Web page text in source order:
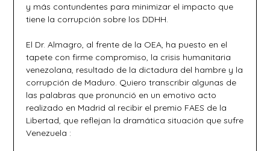
y más contundentes para minimizar el impacto que
tiene la corrupción sobre los DDHH.
El Dr. Almagro, al frente de la OEA, ha puesto en el
tapete con firme compromiso, la crisis humanitaria
venezolana, resultado de la dictadura del hambre y la
corrupción de Maduro. Quiero transcribir algunas de
las palabras que pronunció en un emotivo acto
realizado en Madrid al recibir el premio FAES de la
Libertad, que reflejan la dramática situación que sufre
Venezuela :